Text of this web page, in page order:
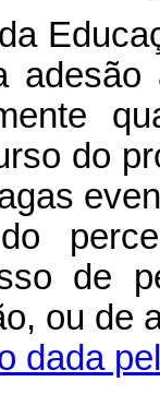
do
de
ou de
dada